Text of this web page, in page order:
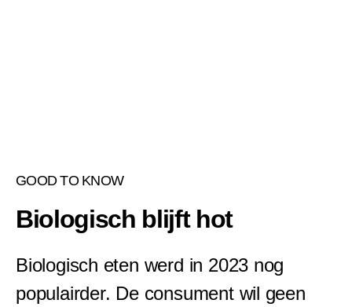
GOOD TO KNOW
Biologisch blijft hot
Biologisch eten werd in 2023 nog
populairder. De consument wil geen